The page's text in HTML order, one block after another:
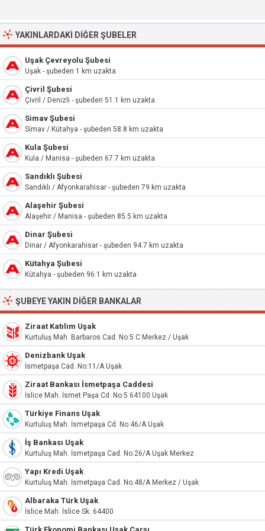
YAKINLARDAKI DIĞER ŞUBELER
Uşak Çevreyolu Şubesi
Uşak - şubeden 1 km uzakta
Çivril Şubesi
Çivril / Denizli - şubeden 51.1 km uzakta
Simav Şubesi
Simav / Kütahya - şubeden 58.8 km uzakta
Kula Şubesi
Kula / Manisa - şubeden 67.7 km uzakta
Sandıklı Şubesi
Sandıklı / Afyonkarahisar - şubeden 79 km uzakta
Alaşehir Şubesi
Alaşehir / Manisa - şubeden 85.5 km uzakta
Dinar Şubesi
Dinar / Afyonkarahisar - şubeden 94.7 km uzakta
Kütahya Şubesi
Kütahya - şubeden 96.1 km uzakta
ŞUBEYE YAKIN DIĞER BANKALAR
Ziraat Katılım Uşak
Kurtuluş Mah. Barbaros Cad. No:5 C Merkez / Uşak
Denizbank Uşak
İsmetpaşa Cad. No:11/A Uşak
Ziraat Bankası İsmetpaşa Caddesi
İslice Mah. İsmet Paşa Cd. No:5 64100 Uşak
Türkiye Finans Uşak
Kurtuluş Mah. İsmetpaşa Cd. No:46/A Uşak
İş Bankası Uşak
Kurtuluş Mah. İsmetpaşa Cad. No:26/A Uşak Merkez
Yapı Kredi Uşak
Kurtuluş Mah. İsmetpaşa Cad. No:48/A Merkez / Uşak
Albaraka Türk Uşak
İslice Mah. İslice Sk. 64400